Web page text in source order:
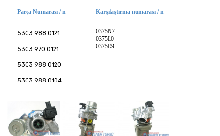
Parça Numarası / n
5303 988 0121
5303 970 0121
5303 988 0120
5303 988 0104
Karşılaştırma numarası / n
0375N7
0375L0
0375R9